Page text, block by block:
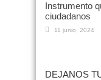
Instrumento
ciudadanos
11 junio, 2024
DEJANOS